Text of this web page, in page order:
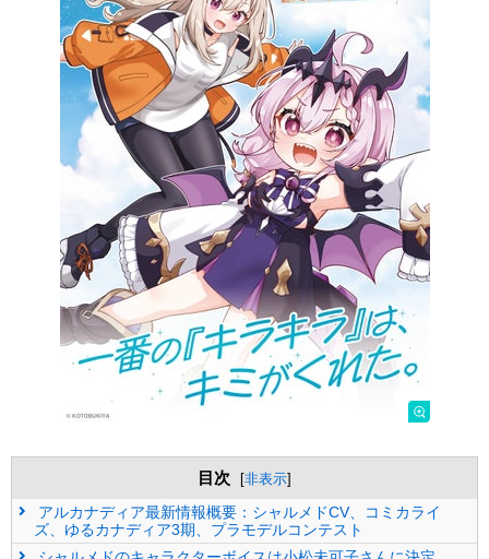
目次 [非表示]
アルカナディア最新情報概要：シャルメドCV、コミカライ
ズ、ゆるカナディア3期、プラモデルコンテスト